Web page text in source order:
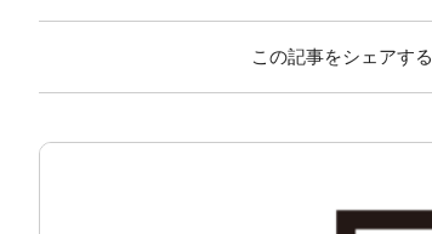
この記事をシェアする